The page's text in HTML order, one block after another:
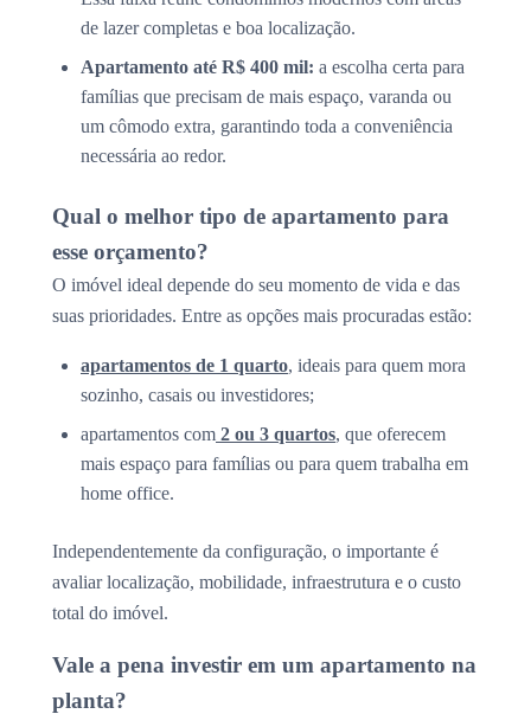
de lazer completas e boa localização.
Apartamento até R$ 400 mil: a escolha certa para
famílias que precisam de mais espaço, varanda ou
um cômodo extra, garantindo toda a conveniência
necessária ao redor.
Qual o melhor tipo de apartamento para
esse orçamento?
O imóvel ideal depende do seu momento de vida e das
suas prioridades. Entre as opções mais procuradas estão:
apartamentos de 1 quarto, ideais para quem mora
sozinho, casais ou investidores;
apartamentos com 2 ou 3 quartos, que oferecem
mais espaço para famílias ou para quem trabalha em
home office.
Independentemente da configuração, o importante é
avaliar localização, mobilidade, infraestrutura e o custo
total do imóvel.
Vale a pena investir em um apartamento na
planta?